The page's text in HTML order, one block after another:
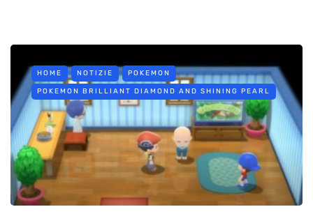
HOME NOTIZIE POKEMON
POKEMON BRILLIANT DIAMOND AND SHINING PEARL